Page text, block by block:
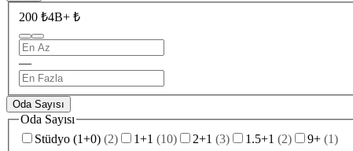
200 ₺4B+ ₺
—
Oda Sayısı
Oda Sayısı
Stüdyo (1+0) (2) 1+1 (10) 2+1 (3) 1.5+1 (2) 9+ (1)